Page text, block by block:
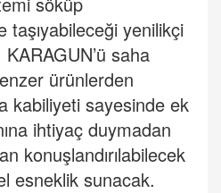
taşıyabileceği yenilikçi
KARAGUN’ü saha
ürünlerden
kabiliyeti sayesinde ek
ihtiyaç duymadan
konuşlandırılabilecek
esneklik sunacak.